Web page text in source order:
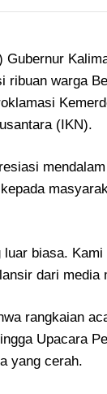
warga
(IKN).
biasa.
dari
rangkaian
Upacara
yang cerah.